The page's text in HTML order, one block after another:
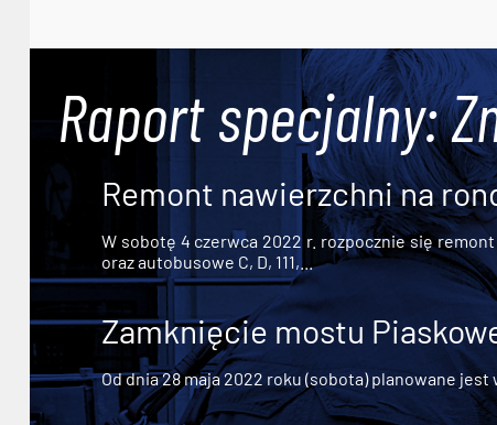
Raport specjalny:
Remont nawierzchni na
W sobotę 4 czerwca 2022 r. rozpocznie się
oraz autobusowe C, D, 111,...
Zamknięcie mostu
Od dnia 28 maja 2022 roku (sobota) planowane